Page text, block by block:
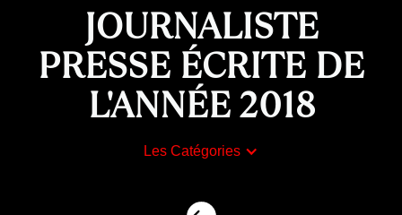
JOURNALISTE
PRESSE ÉCRITE DE
L'ANNÉE 2018
Les Catégories